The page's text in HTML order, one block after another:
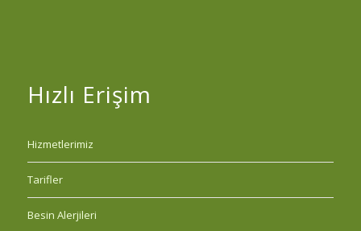
Hızlı Erişim
Hizmetlerimiz
Tarifler
Besin Alerjileri